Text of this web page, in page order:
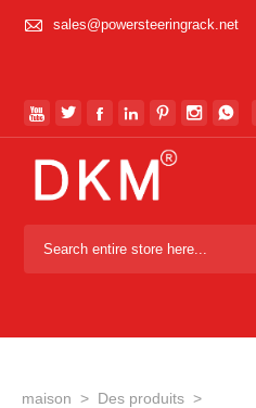
 sales@powersteeringrack.net
      
maison > Des produits >